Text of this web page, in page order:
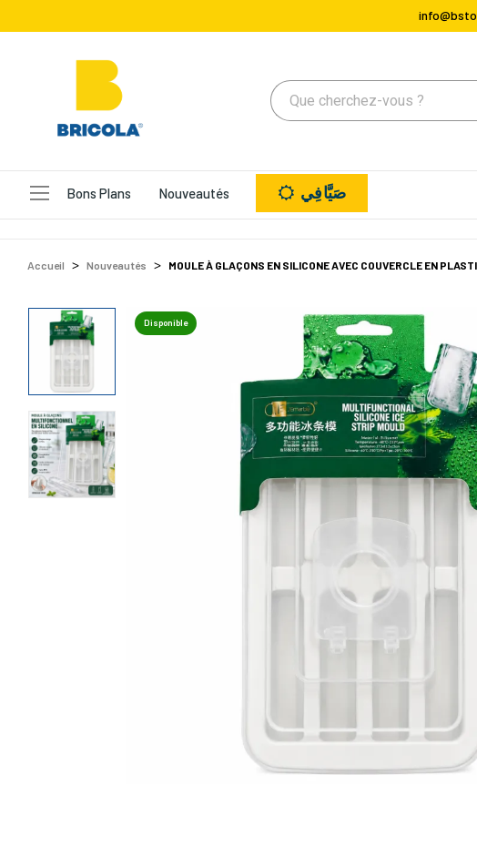
Bons Plans Nouveautés صَيَّافِي
Accueil Nouveautés MOULE À GLAÇONS EN SILICONE AVEC COUVERCLE EN
Disponible